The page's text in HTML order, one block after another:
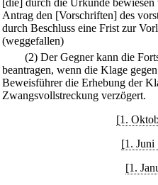
[die] durch die Urkunde
Antrag den [Vorschriften] des
durch Beschluss eine Frist zur
(weggefallen)
(2) Der Gegner kann die
beantragen, wenn die Klage
Beweisführer die Erhebung der
Zwangsvollstreckung verzögert.
[1.
[1. Juni
[1.